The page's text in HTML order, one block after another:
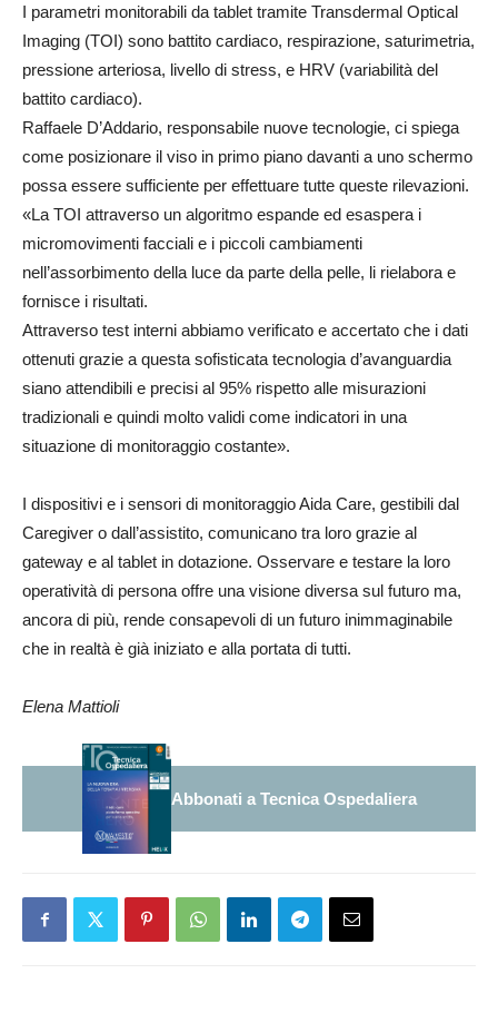
I parametri monitorabili da tablet tramite Transdermal Optical
Imaging (TOI) sono battito cardiaco, respirazione, saturimetria,
pressione arteriosa, livello di stress, e HRV (variabilità del
battito cardiaco).
Raffaele D’Addario, responsabile nuove tecnologie, ci spiega
come posizionare il viso in primo piano davanti a uno schermo
possa essere sufficiente per effettuare tutte queste rilevazioni.
«La TOI attraverso un algoritmo espande ed esaspera i
micromovimenti facciali e i piccoli cambiamenti
nell’assorbimento della luce da parte della pelle, li rielabora e
fornisce i risultati.
Attraverso test interni abbiamo verificato e accertato che i dati
ottenuti grazie a questa sofisticata tecnologia d’avanguardia
siano attendibili e precisi al 95% rispetto alle misurazioni
tradizionali e quindi molto validi come indicatori in una
situazione di monitoraggio costante».
I dispositivi e i sensori di monitoraggio Aida Care, gestibili dal
Caregiver o dall’assistito, comunicano tra loro grazie al
gateway e al tablet in dotazione. Osservare e testare la loro
operatività di persona offre una visione diversa sul futuro ma,
ancora di più, rende consapevoli di un futuro inimmaginabile
che in realtà è già iniziato e alla portata di tutti.
Elena Mattioli
Abbonati a Tecnica Ospedaliera